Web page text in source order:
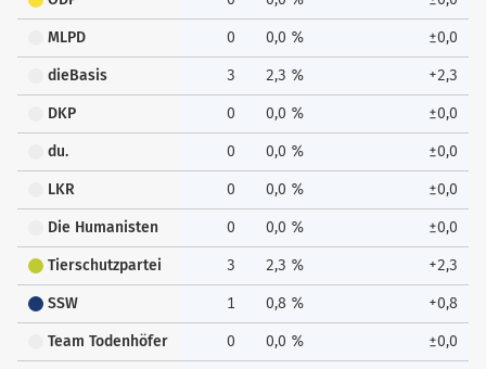
MLPD 0 0,0 % ±0,0
dieBasis 3 2,3 % +2,3
DKP 0 0,0 % ±0,0
du. 0 0,0 % ±0,0
LKR 0 0,0 % ±0,0
Die Humanisten 0 0,0 % ±0,0
Tierschutzpartei 3 2,3 % +2,3
SSW 1 0,8 % +0,8
Team Todenhöfer 0 0,0 % ±0,0